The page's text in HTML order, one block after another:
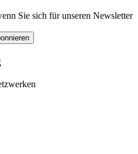
Sie sich für unseren Newsletter